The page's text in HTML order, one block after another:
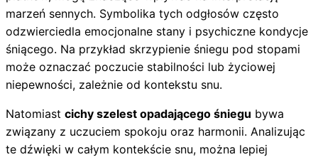
marzeń sennych. Symbolika tych odgłosów często
odzwierciedla emocjonalne stany i psychiczne kondycje
śniącego. Na przykład skrzypienie śniegu pod stopami
może oznaczać poczucie stabilności lub życiowej
niepewności, zależnie od kontekstu snu.
Natomiast cichy szelest opadającego śniegu bywa
związany z uczuciem spokoju oraz harmonii. Analizując
te dźwięki w całym kontekście snu, można lepiej